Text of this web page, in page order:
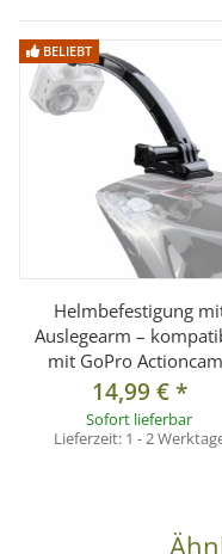
BELIEBT
Helmbefestigung
Auslegearm –
mit GoPro
14,99 €*
Sofort lieferbar
Lieferzeit: 1 - 2